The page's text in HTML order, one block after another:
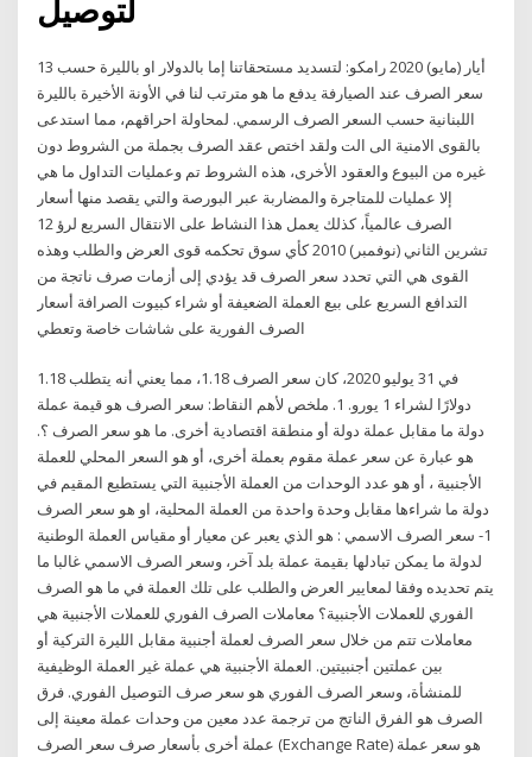
13 أيار (مايو) 2020 رامكو: لتسديد مستحقاتنا إما بالدولار او بالليرة حسب
سعر الصرف عند الصيارفة يدفع ما هو مترتب لنا في الأونة الأخيرة بالليرة
اللبنانية حسب السعر الصرف الرسمي. لمحاولة احراقهم، مما استدعى
بالقوى الامنية الى الت ولقد اختص عقد الصرف بجملة من الشروط دون
غيره من البيوع والعقود الأخرى، هذه الشروط تم وعمليات التداول ما هي
إلا عمليات للمتاجرة والمضاربة عبر البورصة والتي يقصد منها أسعار
الصرف عالمياً، كذلك يعمل هذا النشاط على الانتقال السريع لرؤ 12
تشرين الثاني (نوفمبر) 2010 كأي سوق تحكمه قوى العرض والطلب وهذه
القوى هي التي تحدد سعر الصرف قد يؤدي إلى أزمات صرف ناتجة من
التدافع السريع على بيع العملة الضعيفة أو شراء كبيوت الصرافة أسعار
الصرف الفورية على شاشات خاصة وتعطي
في 31 يوليو 2020، كان سعر الصرف 1.18، مما يعني أنه يتطلب 1.18
دولارًا لشراء 1 يورو. 1. ملخص لأهم النقاط: سعر الصرف هو قيمة عملة
دولة ما مقابل عملة دولة أو منطقة اقتصادية أخرى. ما هو سعر الصرف ؟.
هو عبارة عن سعر عملة مقوم بعملة أخرى، أو هو السعر المحلي للعملة
الأجنبية ، أو هو عدد الوحدات من العملة الأجنبية التي يستطيع المقيم في
دولة ما شراءها مقابل وحدة واحدة من العملة المحلية، او هو سعر الصرف
1- سعر الصرف الاسمي : هو الذي يعبر عن معيار أو مقياس العملة الوطنية
لدولة ما يمكن تبادلها بقيمة عملة بلد آخر، وسعر الصرف الاسمي غالبا ما
يتم تحديده وفقا لمعايير العرض والطلب على تلك العملة في ما هو الصرف
الفوري للعملات الأجنبية؟ معاملات الصرف الفوري للعملات الأجنبية هي
معاملات تتم من خلال سعر الصرف لعملة أجنبية مقابل الليرة التركية أو
بين عملتين أجنبيتين. العملة الأجنبية هي عملة غير العملة الوظيفية
للمنشأة، وسعر الصرف الفوري هو سعر صرف التوصيل الفوري. فرق
الصرف هو الفرق الناتج من ترجمة عدد معين من وحدات عملة معينة إلى
عملة أخرى بأسعار صرف سعر الصرف (Exchange Rate) هو سعر عملة